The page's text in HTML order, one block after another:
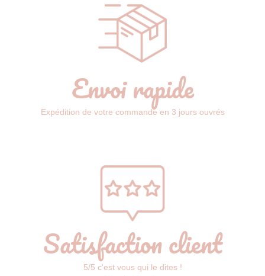
Envoi rapide
Expédition de votre commande en 3 jours ouvrés
Satisfaction client
5/5 c'est vous qui le dites !